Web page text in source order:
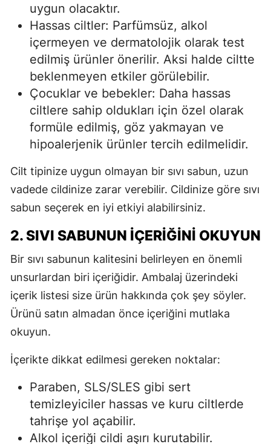
uygun olacaktır.
Hassas ciltler: Parfümsüz, alkol
içermeyen ve dermatolojik olarak test
edilmiş ürünler önerilir. Aksi halde ciltte
beklenmeyen etkiler görülebilir.
Çocuklar ve bebekler: Daha hassas
ciltlere sahip oldukları için özel olarak
formüle edilmiş, göz yakmayan ve
hipoalerjenik ürünler tercih edilmelidir.
Cilt tipinize uygun olmayan bir sıvı sabun, uzun
vadede cildinize zarar verebilir. Cildinize göre sıvı
sabun seçerek en iyi etkiyi alabilirsiniz.
2. SIVI SABUNUN İÇERIĞINI OKUYUN
Bir sıvı sabunun kalitesini belirleyen en önemli
unsurlardan biri içeriğidir. Ambalaj üzerindeki
içerik listesi size ürün hakkında çok şey söyler.
Ürünü satın almadan önce içeriğini mutlaka
okuyun.
İçerikte dikkat edilmesi gereken noktalar:
Paraben, SLS/SLES gibi sert
temizleyiciler hassas ve kuru ciltlerde
tahrişe yol açabilir.
Alkol içeriği cildi aşırı kurutabilir.